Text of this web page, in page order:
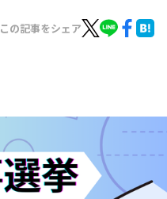
この記事をシェア